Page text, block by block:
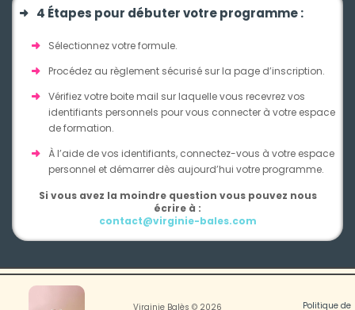
4 Étapes pour débuter votre programme :
Sélectionnez votre formule.
Procédez au règlement sécurisé sur la page d’inscription.
Vérifiez votre boite mail sur laquelle vous recevrez vos
identifiants personnels pour vous connecter à votre espace
de formation.
À l’aide de vos identifiants, connectez-vous à votre espace
personnel et démarrer dès aujourd’hui votre programme.
Si vous avez la moindre question vous pouvez nous
écrire à :
contact@virginie-bales.com
Virginie Balès © 2026 Politique de